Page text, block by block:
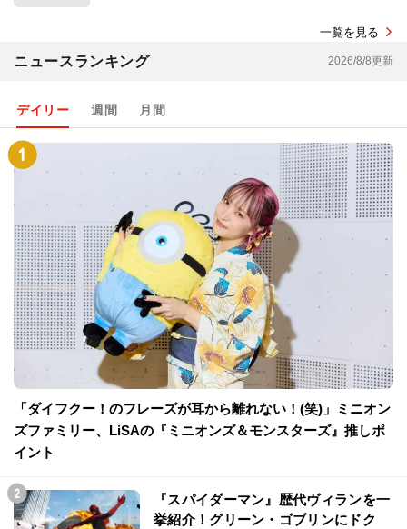
一覧を見る
ニュースランキング 2026/8/8更新
デイリー 週間 月間
「ダイフクー！のフレーズが耳から離れない！(笑)」ミニオン
ズファミリー、LiSAの『ミニオンズ＆モンスターズ』推しポ
イント
『スパイダーマン』歴代ヴィランを一
挙紹介！グリーン・ゴブリンにドク